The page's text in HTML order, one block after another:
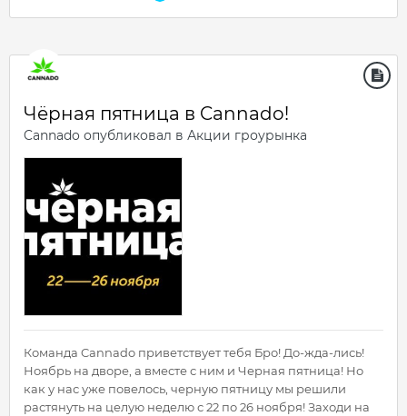
Чёрная пятница в Cannado!
Cannado опубликовал в Акции гроурынка
Команда Cannado приветствует тебя Бро! До-жда-лись!
Ноябрь на дворе, а вместе с ним и Черная пятница! Но
как у нас уже повелось, черную пятницу мы решили
растянуть на целую неделю с 22 по 26 ноября! Заходи на